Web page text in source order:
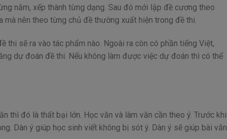
năm, xếp thành từng dạng. Sau đó mới lập đề cương theo
nên theo từng chủ đề thường xuất hiện trong đề thi.
thi sẽ ra vào tác phẩm nào. Ngoài ra còn có phần tiếng Việt,
dự đoán đề thi. Nếu không làm được việc dự đoán thì có thể
thì đó là thất bại lớn. Học văn và làm văn cần theo ý. Trước khi
Dàn ý giúp học sinh viết không bị sót ý. Dàn ý sẽ giúp bài văn